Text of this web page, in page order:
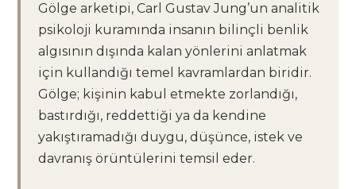
Gölge arketipi, Carl Gustav Jung’un analitik
psikoloji kuramında insanın bilinçli benlik
algısının dışında kalan yönlerini anlatmak
için kullandığı temel kavramlardan biridir.
Gölge; kişinin kabul etmekte zorlandığı,
bastırdığı, reddettiği ya da kendine
yakıştıramadığı duygu, düşünce, istek ve
davranış örüntülerini temsil eder.